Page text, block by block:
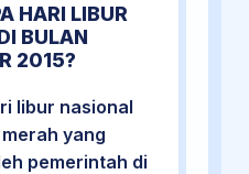
HARI LIBUR
BULAN
2015?
libur nasional
yang
pemerintah di